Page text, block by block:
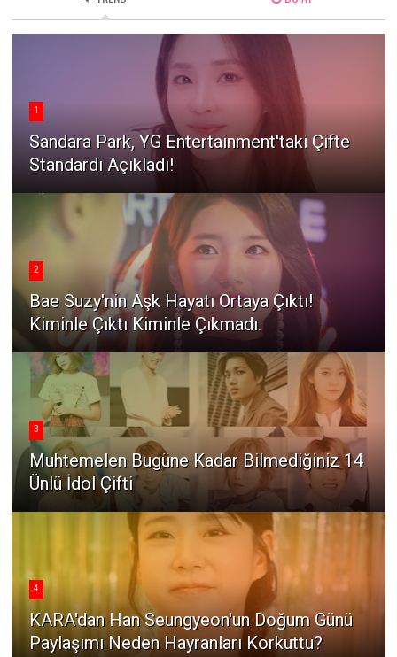
1
Sandara Park, YG Entertainment'taki Çifte
Standardı Açıkladı!
2
Bae Suzy'nin Aşk Hayatı Ortaya Çıktı!
Kiminle Çıktı Kiminle Çıkmadı.
3
Muhtemelen Bugüne Kadar Bilmediğiniz 14
Ünlü İdol Çifti
4
KARA'dan Han Seungyeon'un Doğum Günü
Paylaşımı Neden Hayranları Korkuttu?